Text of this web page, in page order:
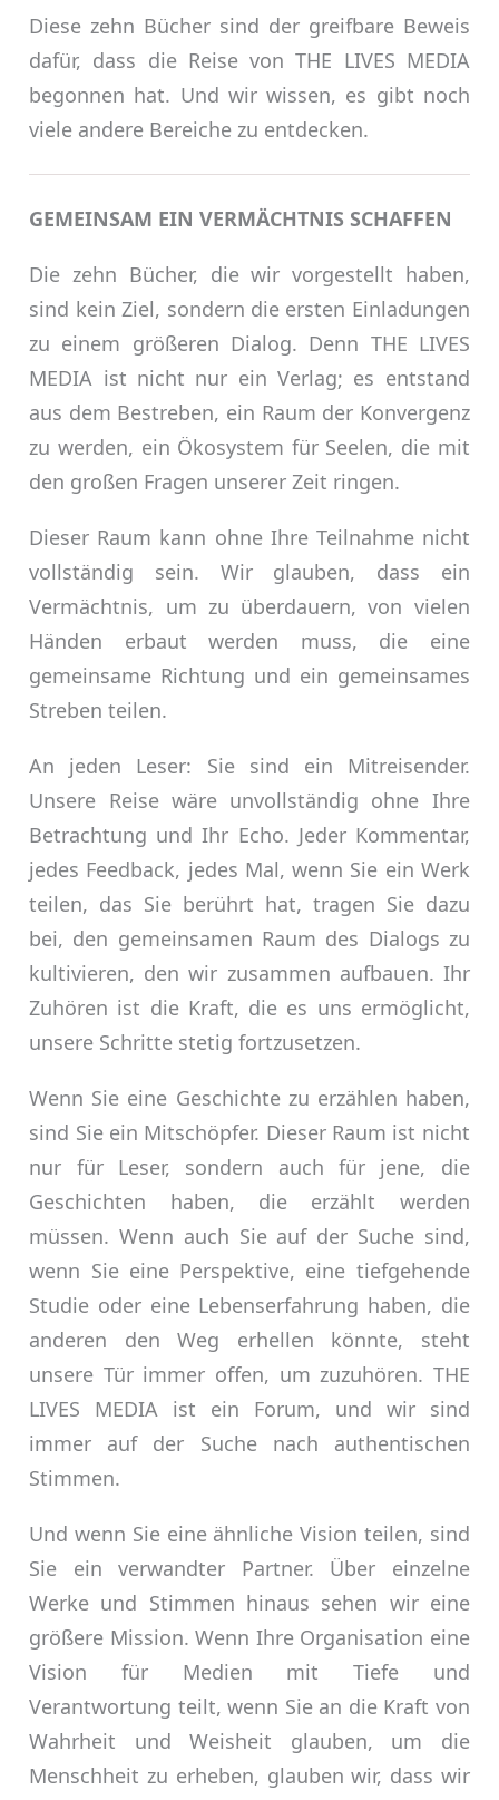
Diese zehn Bücher sind der greifbare Beweis
dafür, dass die Reise von THE LIVES MEDIA
begonnen hat. Und wir wissen, es gibt noch
viele andere Bereiche zu entdecken.
GEMEINSAM EIN VERMÄCHTNIS SCHAFFEN
Die zehn Bücher, die wir vorgestellt haben,
sind kein Ziel, sondern die ersten Einladungen
zu einem größeren Dialog. Denn THE LIVES
MEDIA ist nicht nur ein Verlag; es entstand
aus dem Bestreben, ein Raum der Konvergenz
zu werden, ein Ökosystem für Seelen, die mit
den großen Fragen unserer Zeit ringen.
Dieser Raum kann ohne Ihre Teilnahme nicht
vollständig sein. Wir glauben, dass ein
Vermächtnis, um zu überdauern, von vielen
Händen erbaut werden muss, die eine
gemeinsame Richtung und ein gemeinsames
Streben teilen.
An jeden Leser: Sie sind ein Mitreisender.
Unsere Reise wäre unvollständig ohne Ihre
Betrachtung und Ihr Echo. Jeder Kommentar,
jedes Feedback, jedes Mal, wenn Sie ein Werk
teilen, das Sie berührt hat, tragen Sie dazu
bei, den gemeinsamen Raum des Dialogs zu
kultivieren, den wir zusammen aufbauen. Ihr
Zuhören ist die Kraft, die es uns ermöglicht,
unsere Schritte stetig fortzusetzen.
Wenn Sie eine Geschichte zu erzählen haben,
sind Sie ein Mitschöpfer. Dieser Raum ist nicht
nur für Leser, sondern auch für jene, die
Geschichten haben, die erzählt werden
müssen. Wenn auch Sie auf der Suche sind,
wenn Sie eine Perspektive, eine tiefgehende
Studie oder eine Lebenserfahrung haben, die
anderen den Weg erhellen könnte, steht
unsere Tür immer offen, um zuzuhören. THE
LIVES MEDIA ist ein Forum, und wir sind
immer auf der Suche nach authentischen
Stimmen.
Und wenn Sie eine ähnliche Vision teilen, sind
Sie ein verwandter Partner. Über einzelne
Werke und Stimmen hinaus sehen wir eine
größere Mission. Wenn Ihre Organisation eine
Vision für Medien mit Tiefe und
Verantwortung teilt, wenn Sie an die Kraft von
Wahrheit und Weisheit glauben, um die
Menschheit zu erheben, glauben wir, dass wir